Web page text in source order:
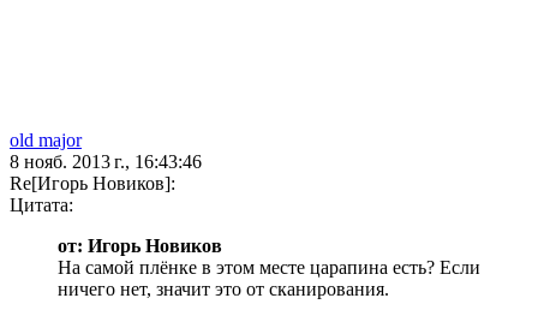
old major
8 нояб. 2013 г., 16:43:46
Re[Игорь Новиков]:
Цитата:
от: Игорь Новиков
На самой плёнке в этом месте царапина есть? Если
ничего нет, значит это от сканирования.